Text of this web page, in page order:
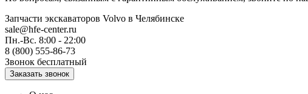
Запчасти экскаваторов Volvo в Челябинске
sale@hfe-center.ru
Пн.-Вс. 8:00 - 22:00
8 (800) 555-86-73
Звонок бесплатный